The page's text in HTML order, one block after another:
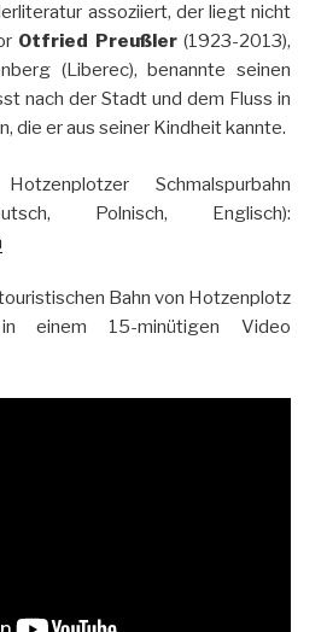
assoziiert, der liegt nicht
Otfried Preußler(1923-2013),
(Liberec), benannte seinen
nach der Stadt und dem Fluss in
die er aus seiner Kindheit kannte.
Schmalspurbahn
Polnisch, Englisch):
Bahn von Hotzenplotz
einem 15-minütigen Video